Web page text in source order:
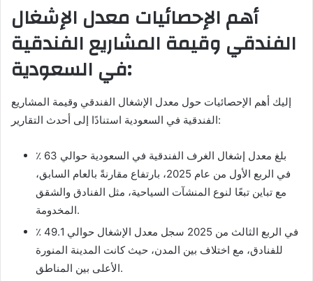
أهم الإحصائيات معدل الإشغال
الفندقي وقيمة المشاريع الفندقية
في السعودية:
إليك أهم الإحصائيات حول معدل الإشغال الفندقي وقيمة المشاريع
الفندقية في السعودية استنادًا إلى أحدث التقارير:
بلغ معدل إشغال الغرف الفندقية في السعودية حوالي 63 ٪
في الربع الأول من عام 2025، بارتفاع مقارنةً بالعام السابق،
مع تباين تبعًا لنوع المنشآت السياحية، مثل الفنادق والشقق
المخدومة.
في الربع الثالث من 2025 سجل معدل الإشغال حوالي 49.1 ٪
للفنادق، مع اختلاف بين المدن، حيث كانت المدينة المنورة
الأعلى بين المناطق.